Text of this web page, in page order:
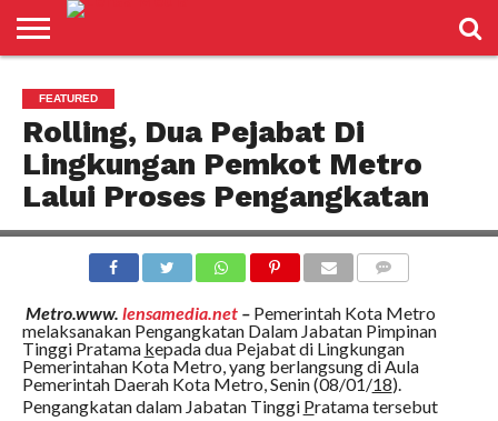
PENDIDIKAN
ENTERTAIMENT
POLITIK
PRISTIWA
SPORT
DAERAH
NASIONAL
ADVETORIAL
FEATURED
Rolling, Dua Pejabat Di
Lingkungan Pemkot Metro
Lalui Proses Pengangkatan
Metro.www. lensamedia.net–Pemerintah Kota Metro
melaksanakan Pengangkatan Dalam Jabatan Pimpinan
Tinggi Pratama kepada dua Pejabat di Lingkungan
Pemerintahan Kota Metro, yang berlangsung di Aula
Pemerintah Daerah Kota Metro, Senin (08/01/18).
Pengangkatan dalam Jabatan Tinggi Pratama tersebut